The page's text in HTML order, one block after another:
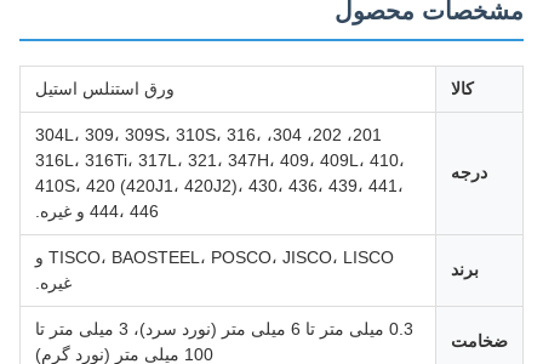
محصول
ورق استنلس استیل
201، 202، 304، 304L، 309، 309S، 310S، 316،
316L، 316Ti، 317L، 321، 347H، 409، 409L، 410،
410S، 420 (420J1، 420J2)، 430، 436، 439، 441،
444، 446 و غیره.
TISCO، BAOSTEEL، POSCO، JISCO، LISCO و
0.3 میلی متر تا 6 میلی متر (نورد سرد)، 3 میلی متر تا